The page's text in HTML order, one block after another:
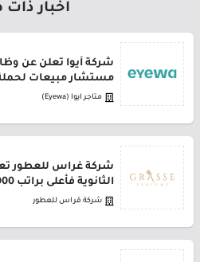
أخبار
شركة أيوا تعلن عن
مستشار مبيعات لحملة
متاجر ايوا (Eyewa)
شركة غراس للعطور
الثانوية فأعلى براتب 5,000 ريال
شركة قراس للعطور